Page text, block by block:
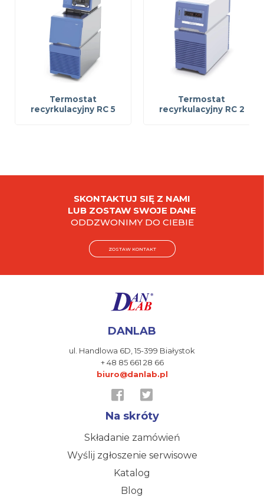
Termostat
recyrkulacyjny RC 5
Termostat
recyrkulacyjny RC 2
SKONTAKTUJ SIĘ Z NAMI
LUB ZOSTAW SWOJE DANE
ODDZWONIMY DO CIEBIE
ZOSTAW KONTAKT
DANLAB
ul. Handlowa 6D,15-399 Białystok
+ 48 85 661 28 66
biuro@danlab.pl
Na skróty
Składanie zamówień
Wyślij zgłoszenie serwisowe
Katalog
Blog